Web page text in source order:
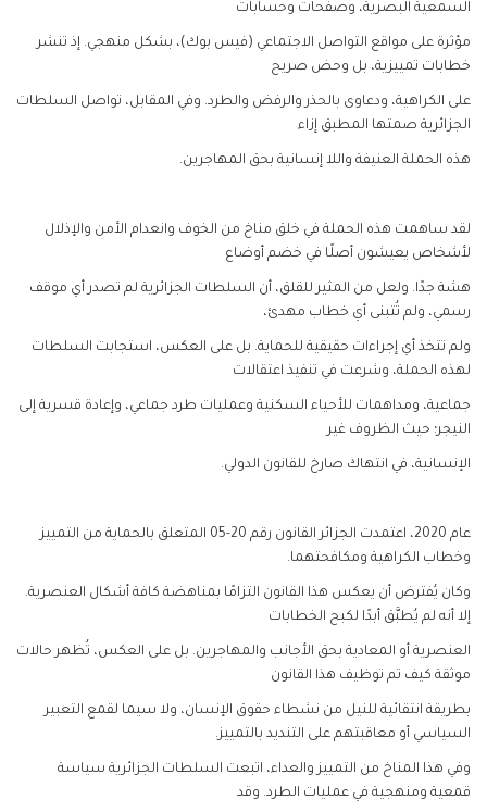
السمعية البصرية، وصفحات وحسابات
مؤثرة على مواقع التواصل الاجتماعي (فيس بوك)، بشكل منهجي. إذ تنشر
خطابات تمييزية، بل وحض صريح
على الكراهية، ودعاوى بالحذر والرفض والطرد. وفي المقابل، تواصل السلطات
الجزائرية صمتها المطبق إزاء
هذه الحملة العنيفة واللا إنسانية بحق المهاجرين.
لقد ساهمت هذه الحملة في خلق مناخ من الخوف وانعدام الأمن والإذلال
لأشخاص يعيشون أصلًا في خضم أوضاع
هشة جدًا. ولعل من المثير للقلق، أن السلطات الجزائرية لم تصدر أي موقف
رسمي، ولم تُتبنى أي خطاب مهدئ،
ولم تتخذ أي إجراءات حقيقية للحماية. بل على العكس، استجابت السلطات
لهذه الحملة، وشرعت في تنفيذ اعتقالات
جماعية، ومداهمات للأحياء السكنية وعمليات طرد جماعي، وإعادة قسرية إلى
النيجر؛ حيث الظروف غير
الإنسانية، في انتهاك صارخ للقانون الدولي.
عام 2020، اعتمدت الجزائر القانون رقم 20-05 المتعلق بالحماية من التمييز
وخطاب الكراهية ومكافحتهما.
وكان يُفترض أن يعكس هذا القانون التزامًا بمناهضة كافة أشكال العنصرية.
إلا أنه لم يُطبَّق أبدًا لكبح الخطابات
العنصرية أو المعادية بحق الأجانب والمهاجرين. بل على العكس، تُظهر حالات
موثقة كيف تم توظيف هذا القانون
بطريقة انتقائية للنيل من نشطاء حقوق الإنسان، ولا سيما لقمع التعبير
السياسي أو معاقبتهم على التنديد بالتمييز.
وفي هذا المناخ من التمييز والعداء، اتبعت السلطات الجزائرية سياسة
قمعية ومنهجية في عمليات الطرد. وقد